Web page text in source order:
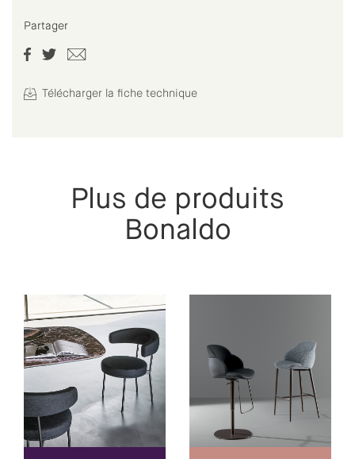
Partager
Télécharger la fiche technique
Plus de produits
Bonaldo